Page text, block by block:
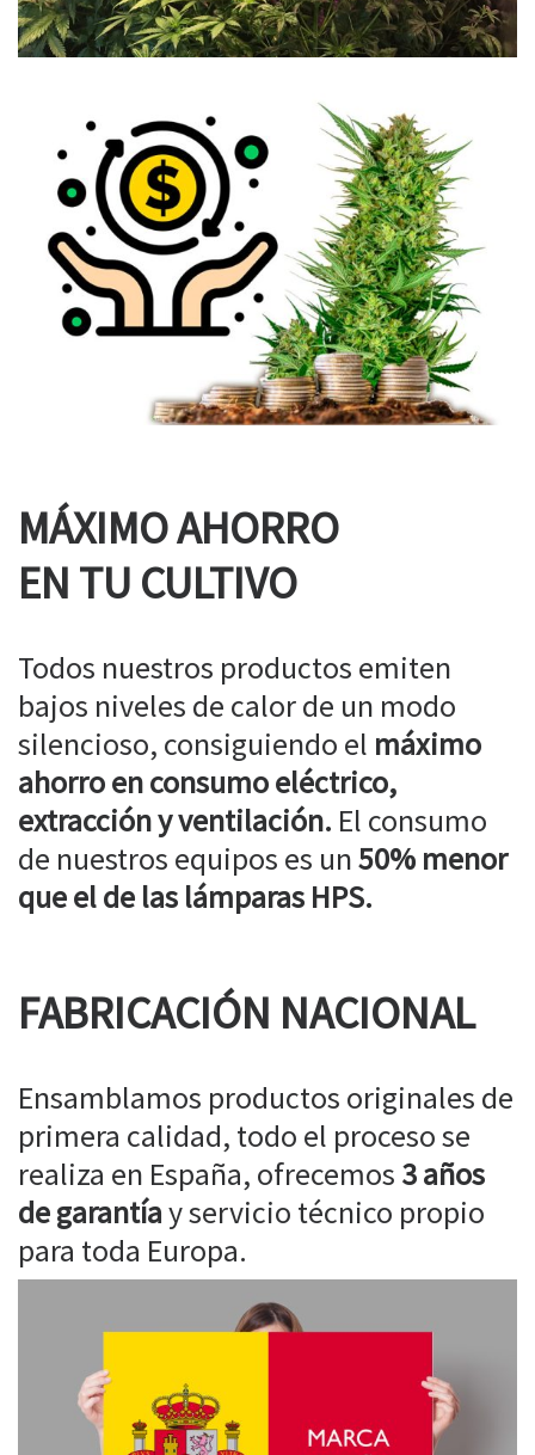
MÁXIMO AHORRO
EN TU CULTIVO
Todos nuestros productos emiten
bajos niveles de calor de un modo
silencioso, consiguiendo el máximo
ahorro en consumo eléctrico,
extracción y ventilación. El consumo
de nuestros equipos es un50% menor
que el de las lámparas HPS.
FABRICACIÓN NACIONAL
Ensamblamos productos originales de
primera calidad, todo el proceso se
realiza en España, ofrecemos 3 años
de garantíay servicio técnico propio
para toda Europa.